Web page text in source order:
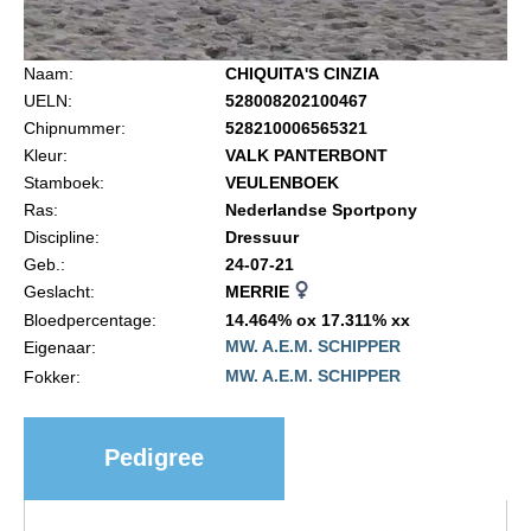
Import registratie
Veulenregistratie
Informatie overschrijven paspoort
Formulier overschrijven op naam
Animal Health Regulation
Gids voor Goede Praktijken
Veel gestelde vragen
Evenementen
Naam:
CHIQUITA'S CINZIA
UELN:
528008202100467
Chipnummer:
528210006565321
Kleur:
VALK PANTERBONT
Stamboek:
VEULENBOEK
Ras:
Nederlandse Sportpony
Discipline:
Dressuur
Geb.:
24-07-21
Geslacht:
MERRIE
Bloedpercentage:
14.464% ox 17.311% xx
Eigenaar:
MW. A.E.M. SCHIPPER
Fokker:
MW. A.E.M. SCHIPPER
Pedigree